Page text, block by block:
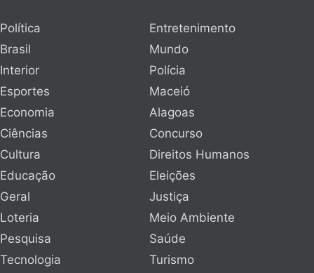
Política
Entretenimento
Brasil
Mundo
Interior
Polícia
Esportes
Maceió
Economia
Alagoas
Ciências
Concurso
Cultura
Direitos Humanos
Educação
Eleições
Geral
Justiça
Loteria
Meio Ambiente
Pesquisa
Saúde
Tecnologia
Turismo